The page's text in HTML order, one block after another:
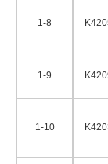
1-8
1-9
1-10